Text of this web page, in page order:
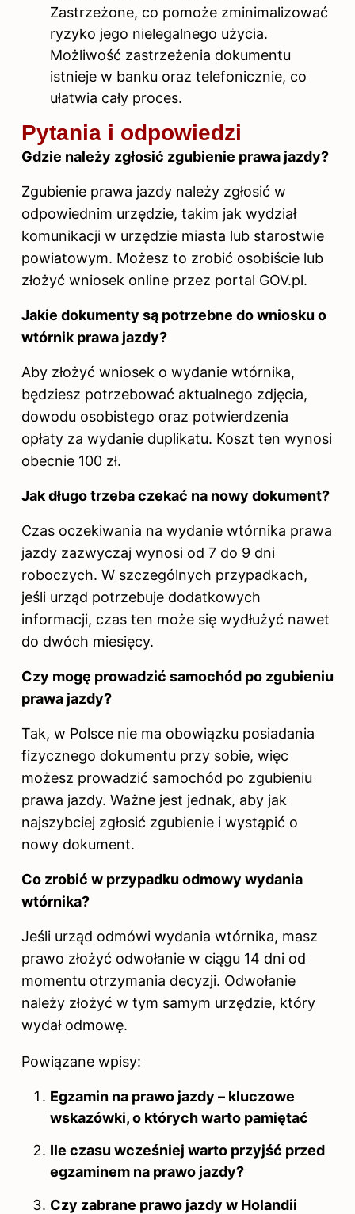
Zastrzeżone, co pomoże zminimalizować
ryzyko jego nielegalnego użycia.
Możliwość zastrzeżenia dokumentu
istnieje w banku oraz telefonicznie, co
ułatwia cały proces.
Pytania i odpowiedzi
Gdzie należy zgłosić zgubienie prawa jazdy?
Zgubienie prawa jazdy należy zgłosić w
odpowiednim urzędzie, takim jak wydział
komunikacji w urzędzie miasta lub starostwie
powiatowym. Możesz to zrobić osobiście lub
złożyć wniosek online przez portal GOV.pl.
Jakie dokumenty są potrzebne do wniosku o
wtórnik prawa jazdy?
Aby złożyć wniosek o wydanie wtórnika,
będziesz potrzebować aktualnego zdjęcia,
dowodu osobistego oraz potwierdzenia
opłaty za wydanie duplikatu. Koszt ten wynosi
obecnie 100 zł.
Jak długo trzeba czekać na nowy dokument?
Czas oczekiwania na wydanie wtórnika prawa
jazdy zazwyczaj wynosi od 7 do 9 dni
roboczych. W szczególnych przypadkach,
jeśli urząd potrzebuje dodatkowych
informacji, czas ten może się wydłużyć nawet
do dwóch miesięcy.
Czy mogę prowadzić samochód po zgubieniu
prawa jazdy?
Tak, w Polsce nie ma obowiązku posiadania
fizycznego dokumentu przy sobie, więc
możesz prowadzić samochód po zgubieniu
prawa jazdy. Ważne jest jednak, aby jak
najszybciej zgłosić zgubienie i wystąpić o
nowy dokument.
Co zrobić w przypadku odmowy wydania
wtórnika?
Jeśli urząd odmówi wydania wtórnika, masz
prawo złożyć odwołanie w ciągu 14 dni od
momentu otrzymania decyzji. Odwołanie
należy złożyć w tym samym urzędzie, który
wydał odmowę.
Powiązane wpisy:
Egzamin na prawo jazdy – kluczowe
wskazówki, o których warto pamiętać
Ile czasu wcześniej warto przyjść przed
egzaminem na prawo jazdy?
Czy zabrane prawo jazdy w Holandii